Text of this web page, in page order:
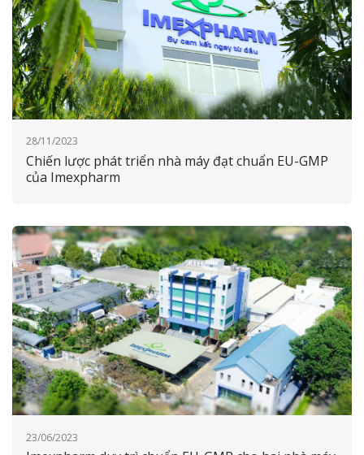
28/11/2023
Chiến lược phát triển nhà máy đạt chuẩn EU-GMP
của Imexpharm
23/06/2023